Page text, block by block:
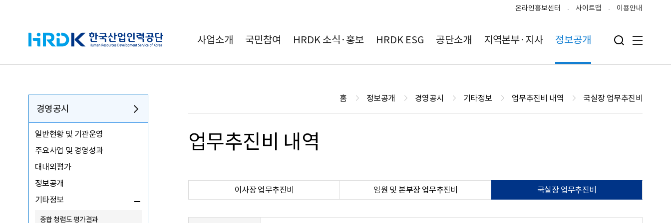
HRDK 한국산업인력공단
온라인홍보센터 사이트맵 이용안내
사업소개 국민참여 HRDK 소식·홍보 HRDK ESG 공단소개 지역본부·지사 정보공개 검색 입력폼 열기
전체메뉴
경영공시
일반현황 및 기관운영
주요사업 및 경영성과
대내외평가
정보공개
기타정보
종합 청렴도 평가결과
홈 정보공개 경영공시 기타정보 업무추진비 내역 국실장 업무추진비
업무추진비 내역
이사장 업무추진비 임원 및 본부장 업무추진비 국실장 업무추진비